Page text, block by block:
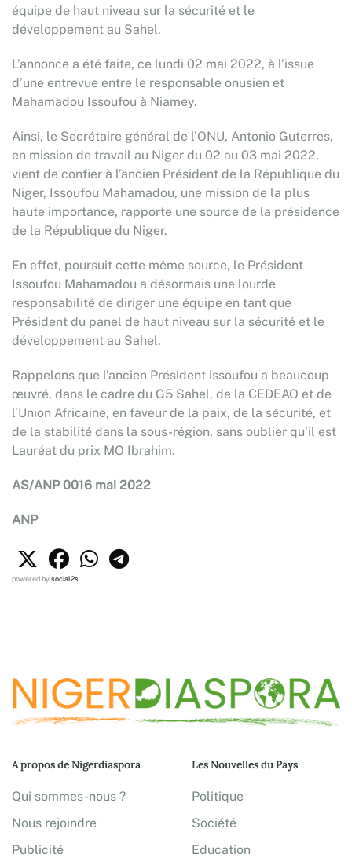
équipe de haut niveau sur la sécurité et le
développement au Sahel.
L’annonce a été faite, ce lundi 02 mai 2022, à l’issue
d’une entrevue entre le responsable onusien et
Mahamadou Issoufou à Niamey.
Ainsi, le Secrétaire général de l’ONU, Antonio Guterres,
en mission de travail au Niger du 02 au 03 mai 2022,
vient de confier à l’ancien Président de la République du
Niger, Issoufou Mahamadou, une mission de la plus
haute importance, rapporte une source de la présidence
de la République du Niger.
En effet, poursuit cette même source, le Président
Issoufou Mahamadou a désormais une lourde
responsabilité de diriger une équipe en tant que
Président du panel de haut niveau sur la sécurité et le
développement au Sahel.
Rappelons que l’ancien Président issoufou a beaucoup
œuvré, dans le cadre du G5 Sahel, de la CEDEAO et de
l’Union Africaine, en faveur de la paix, de la sécurité, et
de la stabilité dans la sous-région, sans oublier qu’il est
Lauréat du prix MO Ibrahim.
AS/ANP 0016 mai 2022
ANP
powered bysocial2s
A propos de Nigerdiaspora
Qui sommes-nous ?
Nous rejoindre
Publicité
Les Nouvelles du Pays
Politique
Société
Education